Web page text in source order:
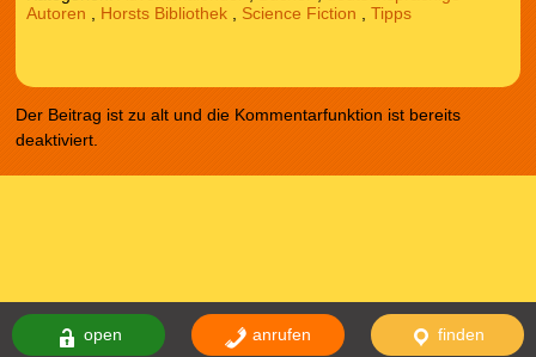
open anrufen finden
Autoren
Horsts Bibliothek, Science Fiction Tipps
Der Beitrag ist zu alt und die Kommentarfunktion ist bereits
deaktiviert.
Das Theme comicnew basiert auf dem Theme comicdealer welches